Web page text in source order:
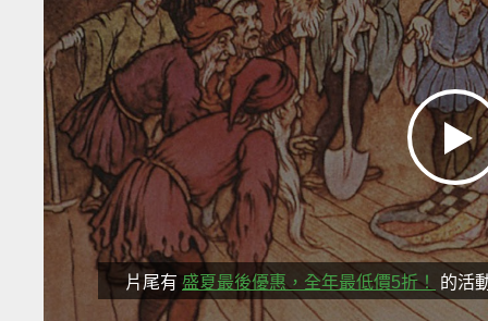
片尾有 盛夏最後優惠，全年最低價5折！ 的活